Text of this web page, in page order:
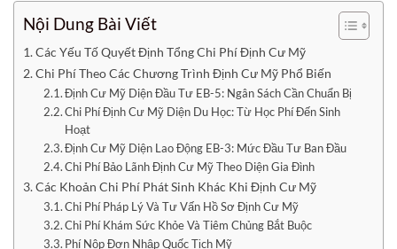
Nội Dung Bài Viết
Các Yếu Tố Quyết Định Tổng Chi Phí Định Cư Mỹ
Chi Phí Theo Các Chương Trình Định Cư Mỹ Phổ Biến
Định Cư Mỹ Diện Đầu Tư EB-5: Ngân Sách Cần Chuẩn Bị
Chi Phí Định Cư Mỹ Diện Du Học: Từ Học Phí Đến Sinh
Hoạt
Định Cư Mỹ Diện Lao Động EB-3: Mức Đầu Tư Ban Đầu
Chi Phí Bảo Lãnh Định Cư Mỹ Theo Diện Gia Đình
Các Khoản Chi Phí Phát Sinh Khác Khi Định Cư Mỹ
Chi Phí Pháp Lý Và Tư Vấn Hồ Sơ Định Cư Mỹ
Chi Phí Khám Sức Khỏe Và Tiêm Chủng Bắt Buộc
Phí Nộp Đơn Nhập Quốc Tịch Mỹ